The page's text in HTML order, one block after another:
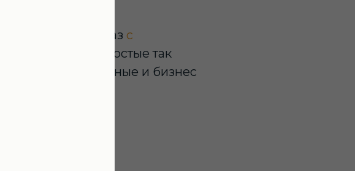
или сделать заказ с
объемы, как простые так
вас корпоративные и бизнес